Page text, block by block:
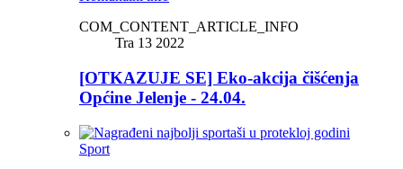
COM_CONTENT_ARTICLE_INFO
Tra 13 2022
[OTKAZUJE SE] Eko-akcija čišćenja
Općine Jelenje - 24.04.
Sport